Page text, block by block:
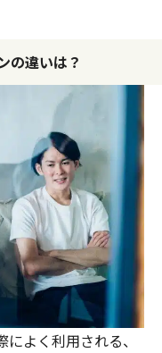
の違いは？
よく利用される、